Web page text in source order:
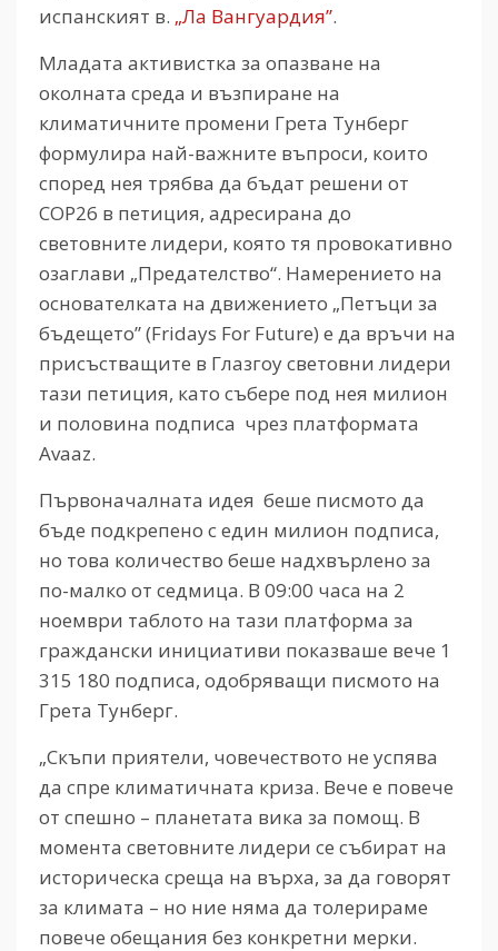
испанският в. „Ла Вангуардия”.
Младата активистка за опазване на
околната среда и възпиране на
климатичните промени Грета Тунберг
формулира най-важните въпроси, които
според нея трябва да бъдат решени от
COP26 в петиция, адресирана до
световните лидери, която тя провокативно
озаглави „Предателство“. Намерението на
основателката на движението „Петъци за
бъдещето” (Fridays For Future) е да връчи на
присъстващите в Глазгоу световни лидери
тази петиция, като събере под нея милион
и половина подписа чрез платформата
Avaaz.
Първоначалната идея беше писмото да
бъде подкрепено с един милион подписа,
но това количество беше надхвърлено за
по-малко от седмица. В 09:00 часа на 2
ноември таблото на тази платформа за
граждански инициативи показваше вече 1
315 180 подписа, одобряващи писмото на
Грета Тунберг.
„Скъпи приятели, човечеството не успява
да спре климатичната криза. Вече е повече
от спешно – планетата вика за помощ. В
момента световните лидери се събират на
историческа среща на върха, за да говорят
за климата – но ние няма да толерираме
повече обещания без конкретни мерки.